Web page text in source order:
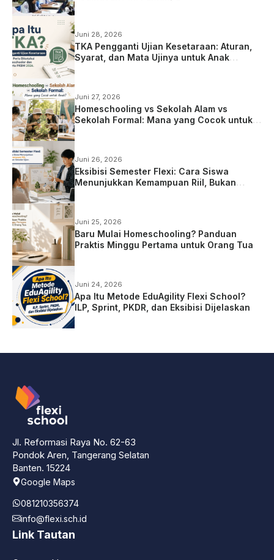
Juni 28, 2026
TKA Pengganti Ujian Kesetaraan: Aturan,
Syarat, dan Mata Ujinya untuk Anak
Juni 27, 2026
Homeschooling vs Sekolah Alam vs
Sekolah Formal: Mana yang Cocok untuk
Juni 26, 2026
Eksibisi Semester Flexi: Cara Siswa
Menunjukkan Kemampuan Riil, Bukan
Juni 25, 2026
Baru Mulai Homeschooling? Panduan
Praktis Minggu Pertama untuk Orang Tua
Juni 24, 2026
Apa Itu Metode EduAgility Flexi School?
ILP, Sprint, PKDR, dan Eksibisi Dijelaskan
Jl. Reformasi Raya No. 62-63
Pondok Aren, Tangerang Selatan
Banten. 15224
Google Maps
081210356374
info@flexi.sch.id
Link Tautan